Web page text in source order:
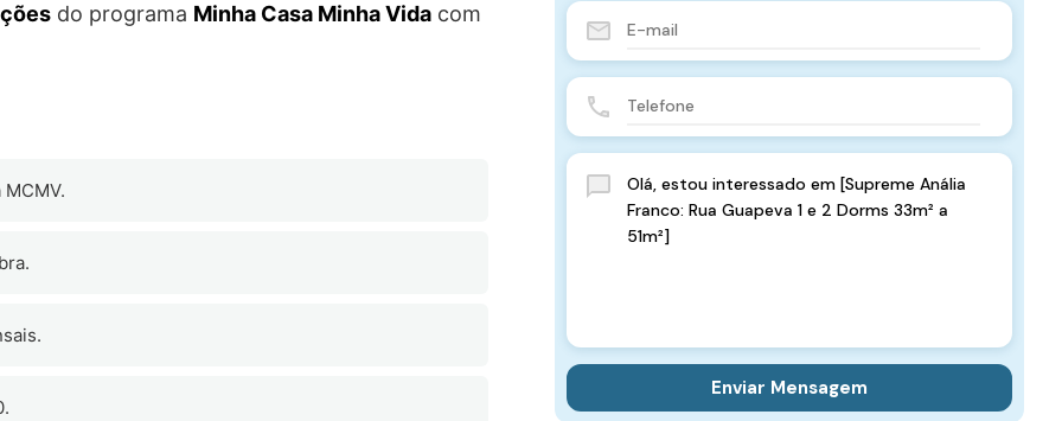
do programa Minha Casa Minha Vida com
Enviar Mensagem